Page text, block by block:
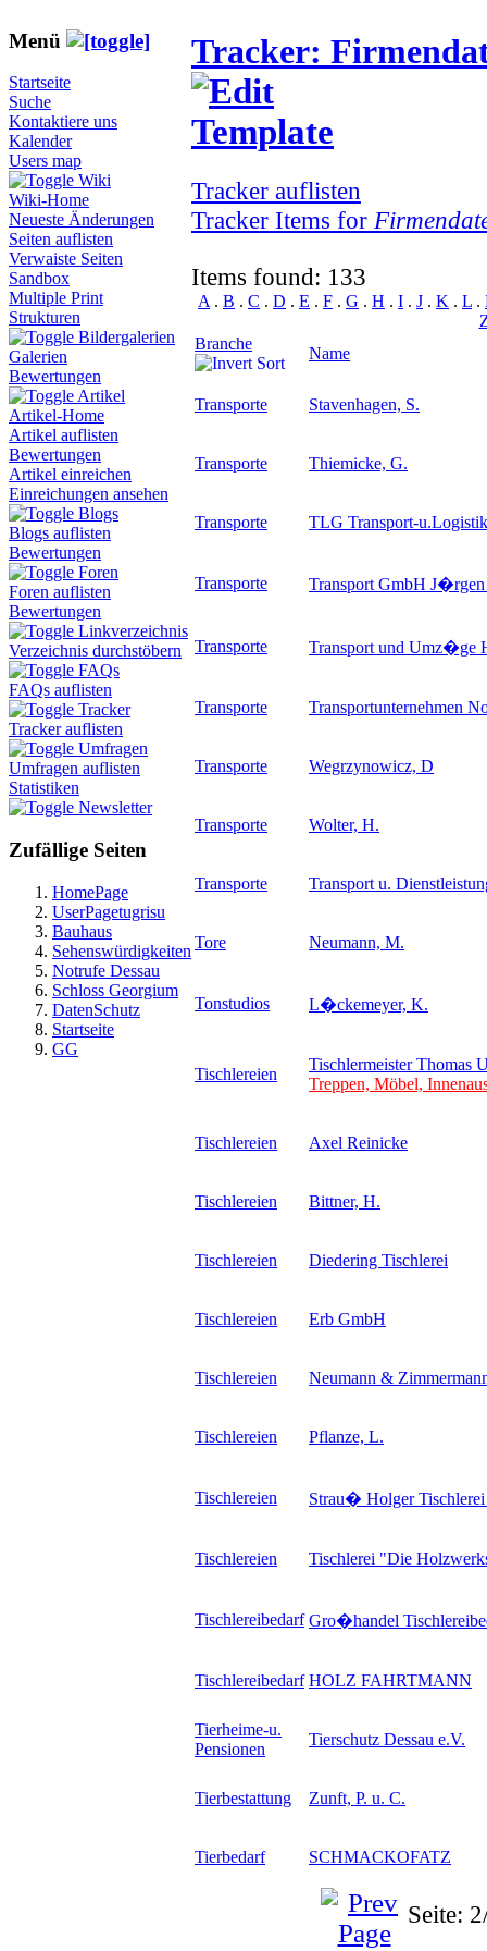
Menü
Startseite
Suche
Kontaktiere uns
Kalender
Users map
Wiki
Wiki-Home
Neueste Änderungen
Seiten auflisten
Verwaiste Seiten
Sandbox
Multiple Print
Strukturen
Bildergalerien
Galerien
Bewertungen
Artikel
Artikel-Home
Artikel auflisten
Bewertungen
Artikel einreichen
Einreichungen ansehen
Blogs
Blogs auflisten
Bewertungen
Foren
Foren auflisten
Bewertungen
Linkverzeichnis
Verzeichnis durchstöbern
FAQs
FAQs auflisten
Tracker
Tracker auflisten
Umfragen
Umfragen auflisten
Statistiken
Newsletter
Zufällige Seiten
HomePage
UserPagetugrisu
Bauhaus
Sehenswürdigkeiten
Notrufe Dessau
Schloss Georgium
DatenSchutz
Startseite
GG
Tracker:
Tracker auflisten
Tracker Items for
Items found: 133
A . B . C . D . E . F . G . H . I . J . K . L .
Branche
Name
Transporte Stavenhagen, S.
Transporte Thiemicke, G.
Transporte TLG Transport-
Transporte Transport GmbH
Transporte Transport und Umz�ge
Transporte Transportunternehmen
Transporte Wegrzynowicz, D
Transporte Wolter, H.
Transporte Transport u.
Tore Neumann, M.
Tonstudios L�ckemeyer, K.
Tischlereien
Tischlermeister Thomas
Treppen, Möbel,
Tischlereien Axel Reinicke
Tischlereien Bittner, H.
Tischlereien Diedering Tischlerei
Tischlereien Erb GmbH
Tischlereien Neumann &
Tischlereien Pflanze, L.
Tischlereien Strau� Holger
Tischlereien Tischlerei "Die
Tischlereibedarf Gro�handel
Tischlereibedarf HOLZ FAHRTMANN
Tierheime-u.
Pensionen
Tierschutz Dessau e.V.
Tierbestattung Zunft, P. u. C.
Tierbedarf SCHMACKOFATZ
Seite: